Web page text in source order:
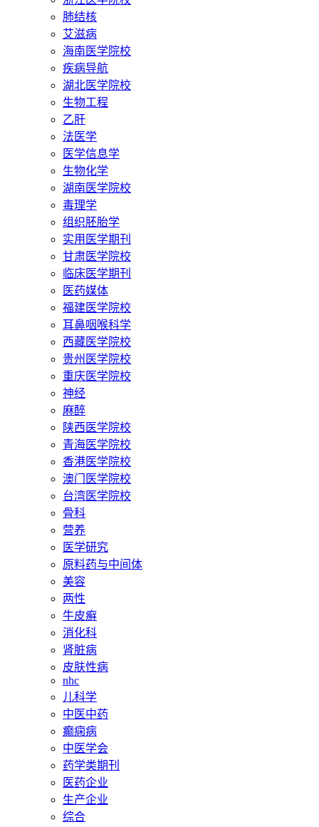
肺结核
艾滋病
海南医学院校
疾病导航
湖北医学院校
生物工程
乙肝
法医学
医学信息学
生物化学
湖南医学院校
毒理学
组织胚胎学
实用医学期刊
甘肃医学院校
临床医学期刊
医药媒体
福建医学院校
耳鼻咽喉科学
西藏医学院校
贵州医学院校
重庆医学院校
神经
麻醉
陕西医学院校
青海医学院校
香港医学院校
澳门医学院校
台湾医学院校
骨科
营养
医学研究
原料药与中间体
美容
两性
牛皮癣
消化科
肾脏病
皮肤性病
nhc
儿科学
中医中药
癫痫病
中医学会
药学类期刊
医药企业
生产企业
综合